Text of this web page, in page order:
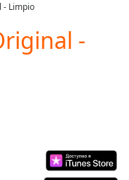
- Limpio
-